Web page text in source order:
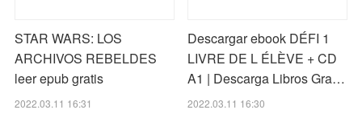
STAR WARS: LOS
ARCHIVOS REBELDES
leer epub gratis
2022.03.11 16:31
Descargar ebook DÉFI 1
LIVRE DE L ÉLÈVE + CD
A1 | Descarga Libros Gra…
2022.03.11 16:30